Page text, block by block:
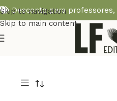
Skip to navigation
Skip to main content
Desconto para professores,